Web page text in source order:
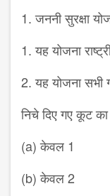
1. जननी सुरक्षा
1. यह योजना
2. यह योजना सभी
निचे दिए गए कूट
(a) केवल 1
(b) केवल 2